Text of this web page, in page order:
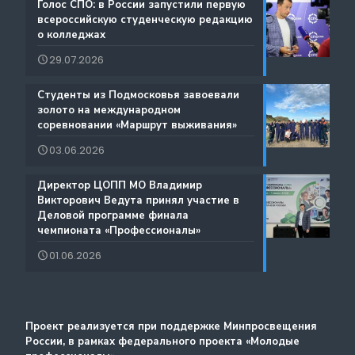
Международная деятельность
Региональный проект по Профориентации
Дополнительные образовательные услуги
Методический портал
Документы
Истории Успеха
Благодарности
Фестиваль профессий «Путь навыков»
Атлас доступных профессий для лиц с
интеллектуальными нарушениями
️Голос СПО: в России запустили первую
всероссийскую студенческую редакцию
о колледжах
29.07.2026
️Студенты из Подмосковья завоевали
золото на международном
соревновании «Маршрут выживания»
03.06.2026
️Директор ЦОПП МО Владимир
Викторович Ведута принял участие в
Деловой программе финала
чемпионата «Профессионалы»
01.06.2026
Проект реализуется при поддержке Минпросвещения
России, в рамках федерального проекта «Молодые